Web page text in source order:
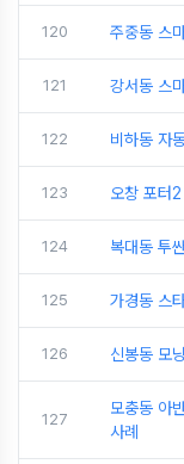
120 주중동 스
121 강서동 스
122 비하동 자
123 오창 포터
124 복대동 투
125 가경동 스
126 신봉동 모
127
모충동 아
사례